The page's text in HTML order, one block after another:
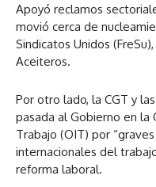
Apoyó reclamos
movió cerca de
Sindicatos Unidos
Aceiteros.
Por otro lado, la CGT y
pasada al Gobierno en la
Trabajo (OIT) por
internacionales del
reforma laboral.